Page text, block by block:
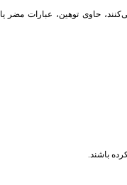
حاوی توهین، عبارات مضر یا